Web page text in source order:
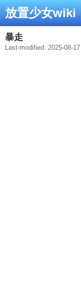
放置少女wiki
暴走
Last-modified: 2025-08-